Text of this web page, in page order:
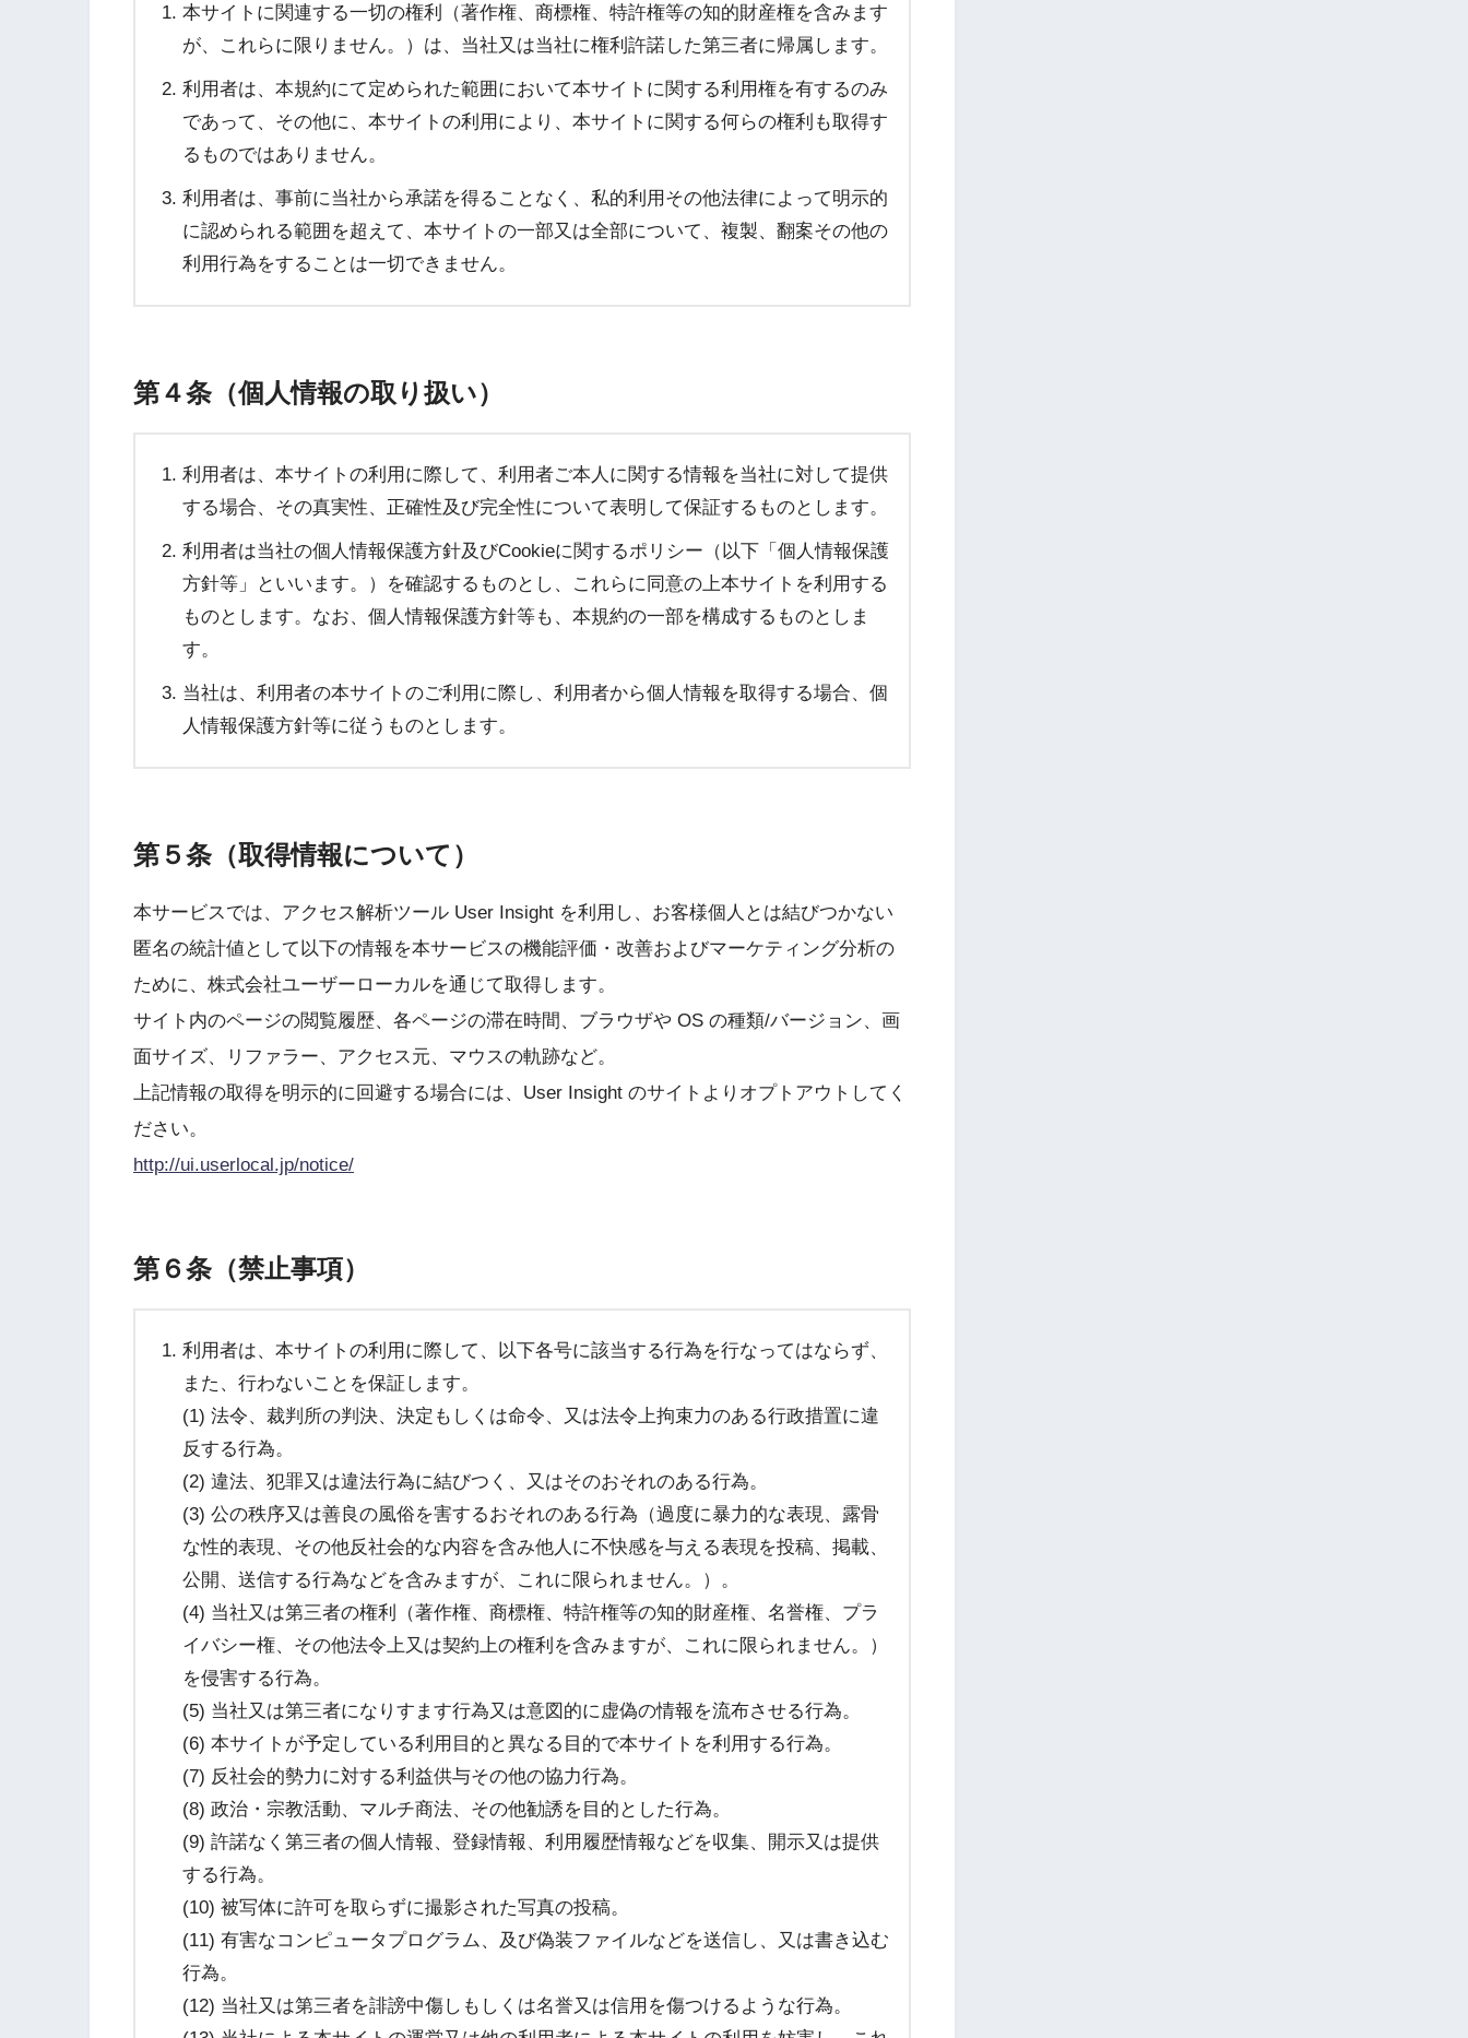
本サイトに関連する一切の権利（著作権、商標権、特許権等の知的財産権を含みます
が、これらに限りません。）は、当社又は当社に権利許諾した第三者に帰属します。
利用者は、本規約にて定められた範囲において本サイトに関する利用権を有するのみ
であって、その他に、本サイトの利用により、本サイトに関する何らの権利も取得す
るものではありません。
利用者は、事前に当社から承諾を得ることなく、私的利用その他法律によって明示的
に認められる範囲を超えて、本サイトの一部又は全部について、複製、翻案その他の
利用行為をすることは一切できません。
第４条（個人情報の取り扱い）
利用者は、本サイトの利用に際して、利用者ご本人に関する情報を当社に対して提供
する場合、その真実性、正確性及び完全性について表明して保証するものとします。
利用者は当社の個人情報保護方針及びCookieに関するポリシー（以下「個人情報保護
方針等」といいます。）を確認するものとし、これらに同意の上本サイトを利用する
ものとします。なお、個人情報保護方針等も、本規約の一部を構成するものとしま
す。
当社は、利用者の本サイトのご利用に際し、利用者から個人情報を取得する場合、個
人情報保護方針等に従うものとします。
第５条（取得情報について）
本サービスでは、アクセス解析ツール User Insight を利用し、お客様個人とは結びつかない
匿名の統計値として以下の情報を本サービスの機能評価・改善およびマーケティング分析の
ために、株式会社ユーザーローカルを通じて取得します。
サイト内のページの閲覧履歴、各ページの滞在時間、ブラウザや OS の種類/バージョン、画
面サイズ、リファラー、アクセス元、マウスの軌跡など。
上記情報の取得を明示的に回避する場合には、User Insight のサイトよりオプトアウトしてく
ださい。
http://ui.userlocal.jp/notice/
第６条（禁止事項）
利用者は、本サイトの利用に際して、以下各号に該当する行為を行なってはならず、
また、行わないことを保証します。
(1) 法令、裁判所の判決、決定もしくは命令、又は法令上拘束力のある行政措置に違
反する行為。
(2) 違法、犯罪又は違法行為に結びつく、又はそのおそれのある行為。
(3) 公の秩序又は善良の風俗を害するおそれのある行為（過度に暴力的な表現、露骨
な性的表現、その他反社会的な内容を含み他人に不快感を与える表現を投稿、掲載、
公開、送信する行為などを含みますが、これに限られません。）。
(4) 当社又は第三者の権利（著作権、商標権、特許権等の知的財産権、名誉権、プラ
イバシー権、その他法令上又は契約上の権利を含みますが、これに限られません。）
を侵害する行為。
(5) 当社又は第三者になりすます行為又は意図的に虚偽の情報を流布させる行為。
(6) 本サイトが予定している利用目的と異なる目的で本サイトを利用する行為。
(7) 反社会的勢力に対する利益供与その他の協力行為。
(8) 政治・宗教活動、マルチ商法、その他勧誘を目的とした行為。
(9) 許諾なく第三者の個人情報、登録情報、利用履歴情報などを収集、開示又は提供
する行為。
(10) 被写体に許可を取らずに撮影された写真の投稿。
(11) 有害なコンピュータプログラム、及び偽装ファイルなどを送信し、又は書き込む
行為。
(12) 当社又は第三者を誹謗中傷しもしくは名誉又は信用を傷つけるような行為。